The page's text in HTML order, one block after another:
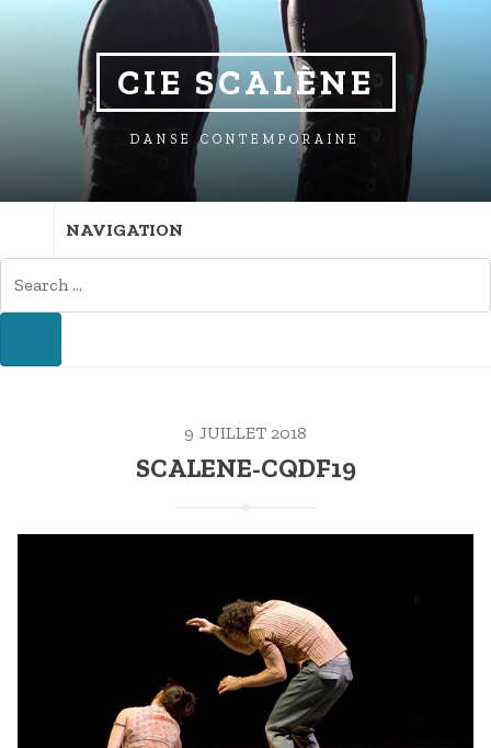
NAVIGATION
CONTENT
CIE SCALÈNE
DANSE CONTEMPORAINE
NAVIGATION
FOR:
9 JUILLET 2018
SCALENE-CQDF19